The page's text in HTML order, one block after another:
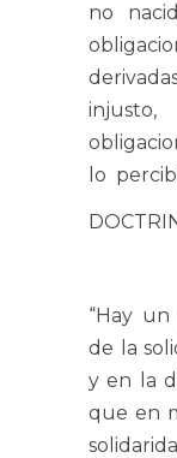
no
lo
“Hay
de la
y en la
que en